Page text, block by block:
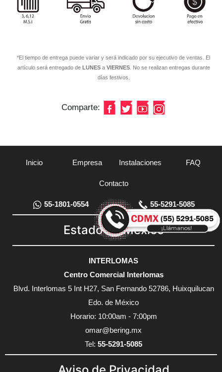
*El tiempo de entrega puede variar y será indicado por su ejecutivo de ventas. El
artículo será entregado de LUNESa VIERNES. No se realizan entregas durante
días festivos.
Comparte:
Inicio Empresa Instalaciones FAQ
Contacto
55-1801-0554 55-5291-5085
Estado de México
INTERLOMAS
Centro Comercial Interlomas
Blvd. Interlomas 5 Int H27, San Fernando 52786, Huixquilucan
Edo. de México
Horario: 10:00am - 7:00pm
omar@bering.mx
Tel: 55-5291-5085